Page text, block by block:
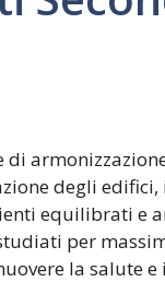
di
degli
equilibrati e
per
la salute e